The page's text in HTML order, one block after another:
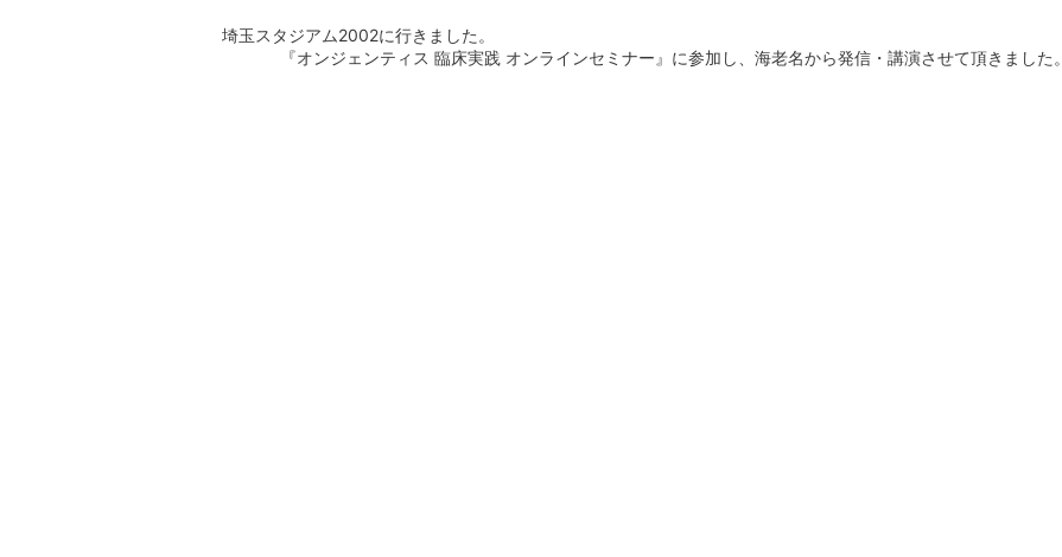
埼玉スタジアム2002に行きました。
『オンジェンティス 臨床実践 オンラインセミナー』に参加し、海老名から発信・講演させて頂きました。